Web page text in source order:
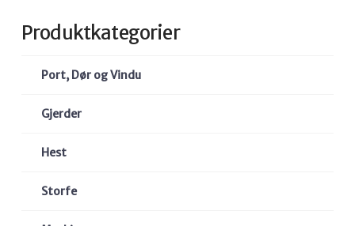
Produktkategorier
Port, Dør og Vindu
Gjerder
Hest
Storfe